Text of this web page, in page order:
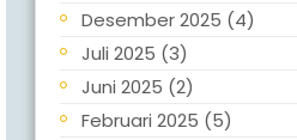
Desember 2025 (4)
Juli 2025 (3)
Juni 2025 (2)
Februari 2025 (5)